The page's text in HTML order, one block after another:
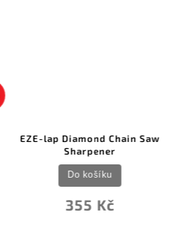
EZE-lap Diamond Chain Saw
Sharpener
355 Kč
Do košíku